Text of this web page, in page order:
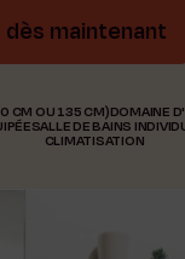
dès maintenant
CM OU 135 CM)DOMAINE
SALLE DE BAINS
CLIMATISATION